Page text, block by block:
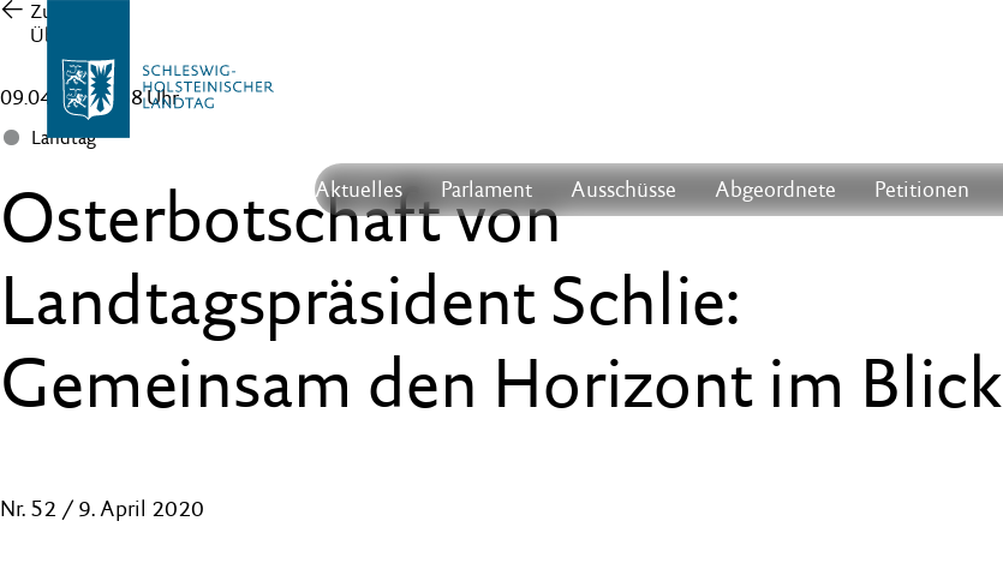
Aktuelles Parlament Ausschüsse Abgeordnete Petitionen
Zur
Übersicht
09.04.20 , 14:58 Uhr
Landtag
Osterbotschaft von
Landtagspräsident Schlie:
Gemeinsam den Horizont im Blick
Nr. 52 / 9. April 2020